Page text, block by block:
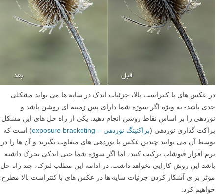
در عکس های با کنتراست بالا، جزئیات اندک در سایه ها می تواند مشکلی
جدی باشد- به ویژه اگر سوژه شما دارای پس زمینه ای روشن باشد و
نوردهی را بر اساس نقاط روشن انجام دهید. یکی از راه حل های این مشکل
براکت گذاری نوردهی (براکتینگ نوردهی – exposure bracketing
) است که
توسط آن می توانید چندین عکس با نوردهی های متفاوت بگیرید و آن ها را در
نرم افزار فتوشاپ ترکیب کنید، اما اگر سوژه شما حتی اندکی تحرک داشته
باشد این روش کارایی نخواهد داشت. در ادامه این مطلب لنزک، چند راه حل
موثر برای آشکار کردن جزئیات سایه ها در عکس های با کنتراست بالا مطرح
خواهیم کرد.